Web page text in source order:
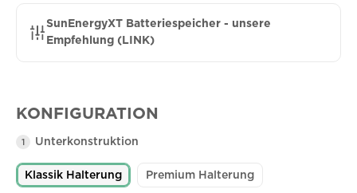
SunEnergyXT Batteriespeicher - unsere
Empfehlung (LINK)
KONFIGURATION
1 Unterkonstruktion
Klassik Halterung Premium Halterung